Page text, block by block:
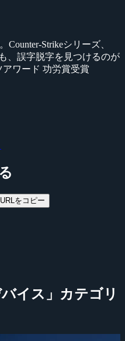
Counter-Strikeシリーズ、
、誤字脱字を見つけるのが
ワード 功労賞受賞
URLをコピー
イス」カテゴリ